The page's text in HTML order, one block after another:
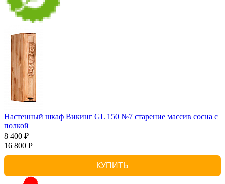
Настенный шкаф Викинг GL 150 №7 старение массив сосна с
полкой
8 400 ₽
16 800 Р
КУПИТЬ